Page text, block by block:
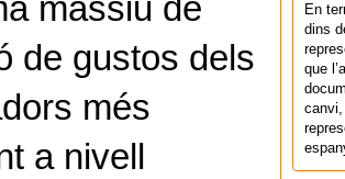
massiu de
de gustos dels
més
a nivell
En
dins
que
canvi,